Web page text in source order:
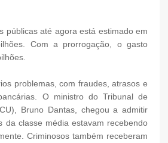
públicas até agora está estimado em
Com a prorrogação, o gasto
problemas, com fraudes, atrasos e
O ministro do Tribunal de
Bruno Dantas, chegou a admitir
da classe média estavam recebendo
Criminosos também receberam